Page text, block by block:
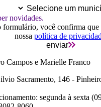
novidades.
formulário, você confirma que
nossa política de
enviar
Campos e Marielle Franco
Sacramento, 146 -
segunda à sexta